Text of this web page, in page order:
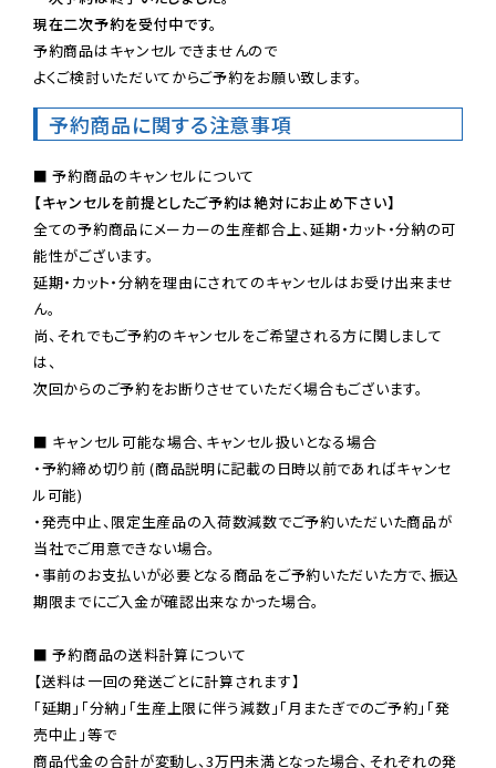
現在二次予約を受付中です。
予約商品はキャンセルできませんので
よくご検討いただいてからご予約をお願い致します。
予約商品に関する注意事項
【キャンセルを前提としたご予約は絶対にお止め下さい】
全ての予約商品にメーカーの生産都合上、延期・カット・分納の可
能性がございます。
延期・カット・分納を理由にされてのキャンセルはお受け出来ませ
ん。
尚、それでもご予約のキャンセルをご希望される方に関しまして
は、
次回からのご予約をお断りさせていただく場合もございます。
■ キャンセル可能な場合、キャンセル扱いとなる場合
・予約締め切り前 (商品説明に記載の日時以前であればキャンセ
ル可能)
・発売中止、限定生産品の入荷数減数でご予約いただいた商品が
当社でご用意できない場合。
・事前のお支払いが必要となる商品をご予約いただいた方で、振込
期限までにご入金が確認出来なかった場合。
■ 予約商品の送料計算について
【送料は一回の発送ごとに計算されます】
「延期」「分納」「生産上限に伴う減数」「月またぎでのご予約」「発
売中止」等で
商品代金の合計が変動し、3万円未満となった場合、それぞれの発